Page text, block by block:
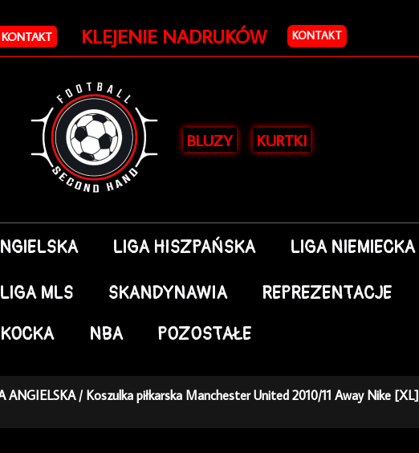
KONTAKT KLEJENIE NADRUKÓW KONTAKT
BLUZY KURTKI
LIGA HISZPAŃSKA LIGA NIEMIECKA
LIGA MLS SKANDYNAWIA REPREZENTACJE
NBA POZOSTAŁE
ANGIELSKA/ Koszulka piłkarska Manchester United 2010/11 Away Nike [XL]